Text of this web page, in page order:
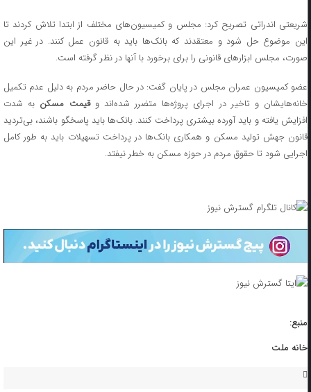
شریعتی اندراتی تصریح کرد: مجلس و کمیسیون‌های مختلف از ابتدا تلاش کردند تا
این موضوع حل شود و معتقدند که بانک‌ها باید به قانون عمل کنند. در غیر این
صورت، مجلس ابزارهای قانونی را برای برخورد با آنها در نظر گرفته است.
عضو کمیسیون عمران مجلس در پایان گفت: در حال حاضر مردم به دلیل عدم تکمیل
خانه‌هایشان و تاخیر در اجرای پروژه‌ها متضرر شده‌اند و قیمت مسکنبه شدت
افزایش یافته و باید آورده بیشتری پرداخت کنند. بانک‌ها باید پاسخگو باشند، بی‌تردید
قانون جهش تولید مسکن و همکاری بانک‌ها در پرداخت تسهیلات باید به طور کامل
اجرایی شود تا حقوق مردم در حوزه مسکن به خطر نیفتد.
منبع:
خانه ملت